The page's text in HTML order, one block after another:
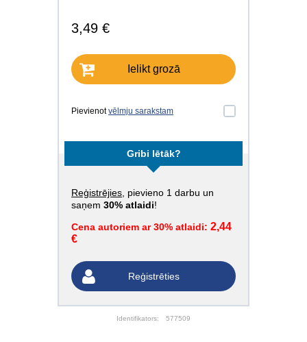
3,49 €
Ielikt grozā
Pievienotvēlmju sarakstam
Gribi lētāk?
Reģistrējies , pievieno 1 darbu un
saņem 30% atlaidi!
Cena autoriem ar 30% atlaidi: 2,44
€
Reģistrēties
Identifikators: 577509